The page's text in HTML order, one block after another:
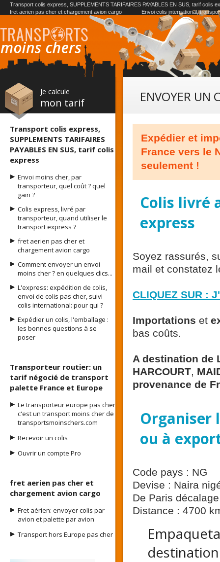
Transport colis express, SUPPLEMENTS TARIFAIRES PAYABLES EN SUS, tarif colis
fret aerien pas cher et chargement avion cargo
Envoi colis international,
Je calcule
mon tarif
Transport colis express,
SUPPLEMENTS TARIFAIRES
PAYABLES EN SUS, tarif colis
express
Envoi moins cher, par
transporteur, quel coût ? quel
gain ?
Colis express, livré par
transporteur, quand utiliser le
transport express ?
fret aerien pas cher et
chargement avion cargo
Comment envoyer un envoi
moins cher ? en quelques clics...
L'express: expédition de colis,
envoi de colis pas cher, suivi
colis international: pour qui ?
Expédier un colis, l'emballage :
les bonnes questions à se
poser
Transporteur routier: un
tarif négocié de transport
palette France et Europe
Le transporteur europe pas cher
c'est un transport moins cher de
transportsmoinschers.com
Recevoir un colis
Ouvrir un compte Pro
fret aerien pas cher et
chargement avion cargo
Fret aérien: envoyer colis par
avion et palette par avion
Transport hors Europe pas cher
ENVOYER UN
Expédier et
France vers le
seulement !
Colis livré
express
Soyez rassurés,
mail et constatez
CLIQUEZ SUR :
Importations et
bas coûts.
A destination de
HARCOURT,
provenance de
Organiser
ou à
Code pays : NG
Devise : Naira
De Paris
Distance : 4700